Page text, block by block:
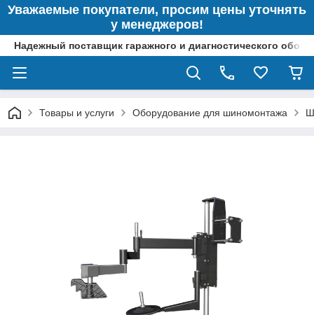
Уважаемые покупатели, просим цены уточнять
у менеджеров!
Надежный поставщик гаражного и диагностического
Товары и услуги Оборудование для шиномонтажа